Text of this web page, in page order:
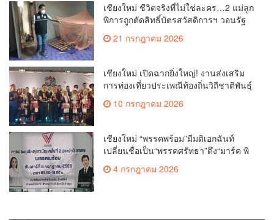
เชียงใหม่ ชีวิตจริงที่ไม่ใช่ละคร…2 แม่ลูก
พิการถูกตัดสิทธิ์บัตรสวัสดิการฯ วอนรัฐ
21 กรกฎาคม 2026
เชียงใหม่ เปิดฉากยิ่งใหญ่! งานส่งเสริม
การท่องเที่ยวประเพณีท้องถิ่นวิถีชาติพันธุ์
ล้านนา(คลิป)
10 กรกฎาคม 2026
เชียงใหม่ “พรรคพร้อม”มีมติเอกฉันท์
เปลี่ยนชื่อเป็น“พรรคศรัทธา”ดึง“มาร์ค พิ
ตบูล”นำทัพกรรมการบริหารชุดใหม่(คลิป)
4 กรกฎาคม 2026